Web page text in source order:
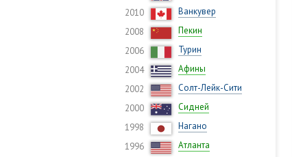
2010
Ванкувер
2008
Пекин
2006
Турин
2004
Афины
2002
Солт-Лейк-Сити
2000
Сидней
1998
Нагано
1996
Атланта